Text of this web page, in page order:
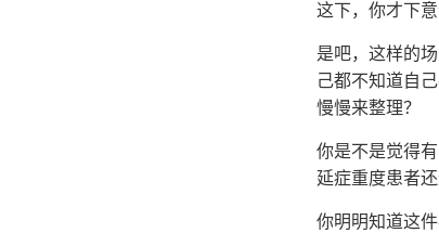
这下，你才下
是吧，这样的
己都不知道自
慢慢来整理？
你是不是觉得
延症重度患者还
你明明知道这